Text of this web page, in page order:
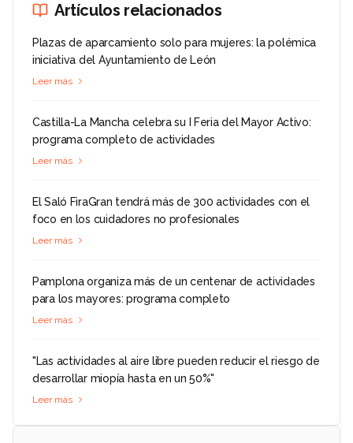
Artículos relacionados
Plazas de aparcamiento solo para mujeres: la polémica
iniciativa del Ayuntamiento de León
Leer más
Castilla-La Mancha celebra su I Feria del Mayor Activo:
programa completo de actividades
Leer más
El Saló FiraGran tendrá más de 300 actividades con el
foco en los cuidadores no profesionales
Leer más
Pamplona organiza más de un centenar de actividades
para los mayores: programa completo
Leer más
"Las actividades al aire libre pueden reducir el riesgo de
desarrollar miopía hasta en un 50%"
Leer más